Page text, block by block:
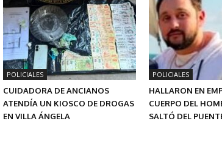
POLICIALES
CUIDADORA DE ANCIANOS
ATENDÍA UN KIOSCO DE DROGAS
EN VILLA ÁNGELA
POLICIALES
HALLARON EN
CUERPO DEL
SALTÓ DEL